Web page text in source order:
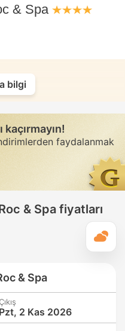
& Spa
bilgi
faydalanmak
& Spa fiyatları
& Spa
Pzt, 2 Kas 2026